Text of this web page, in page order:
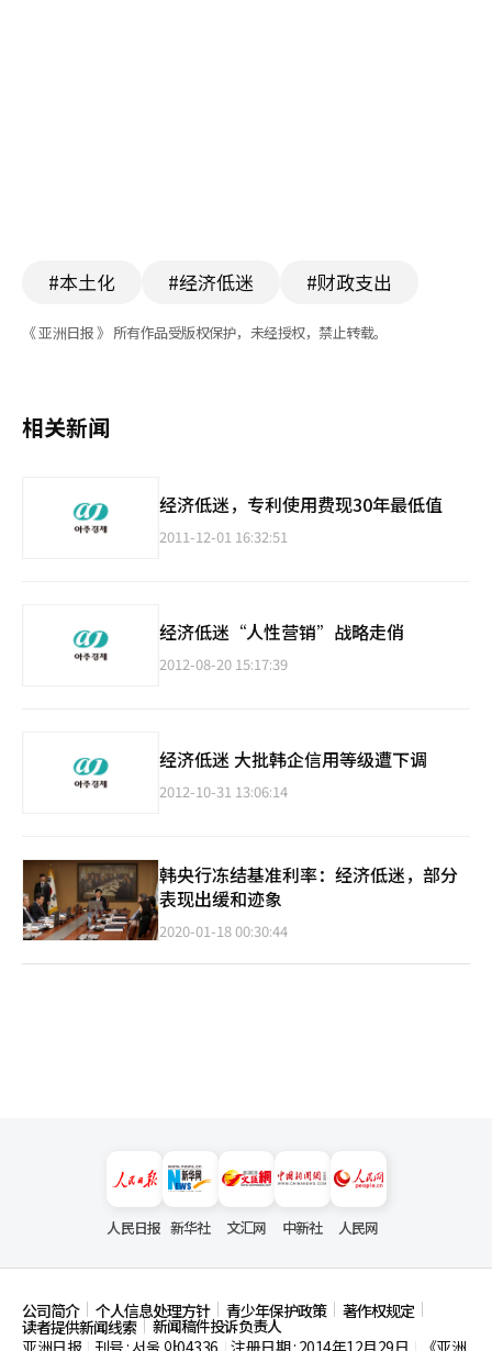
#本土化 #经济低迷 #财政支出
《 亚洲日报 》 所有作品受版权保护，未经授权，禁止转载。
相关新闻
经济低迷，专利使用费现30年最低值
2011-12-01 16:32:51
经济低迷“人性营销”战略走俏
2012-08-20 15:17:39
经济低迷 大批韩企信用等级遭下调
2012-10-31 13:06:14
韩央行冻结基准利率：经济低迷，部分
表现出缓和迹象
2020-01-18 00:30:44
人民日报 新华社 文汇网 中新社 人民网
公司简介 个人信息处理方针 青少年保护政策 著作权规定
读者提供新闻线索
新闻稿件投诉负责人
亚洲日报
刊号 : 서울,아04336 注册日期 : 2014年12月29日 《亚洲